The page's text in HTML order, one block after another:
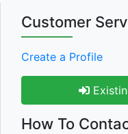
Customer
Create a Profile
How To